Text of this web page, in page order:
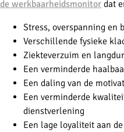
de werkbaarheidsmonitor dat
Stress, overspanning en
Verschillende fysieke
Ziekteverzuim en
Een verminderde
Een daling van de
Een verminderde
dienstverlening
Een lage loyaliteit aan